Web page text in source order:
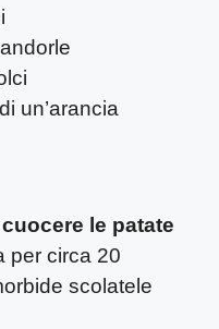
un’arancia
cuocere le patate
per circa 20
scolatele